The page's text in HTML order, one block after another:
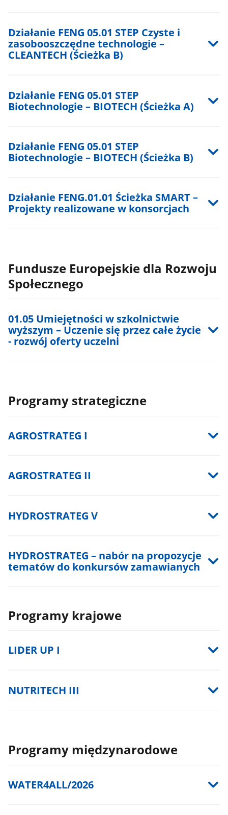
Działanie FENG 05.01 STEP Czyste i
zasobooszczędne technologie –
CLEANTECH (Ścieżka B)
Działanie FENG 05.01 STEP
Biotechnologie – BIOTECH (Ścieżka A)
Działanie FENG 05.01 STEP
Biotechnologie – BIOTECH (Ścieżka B)
Działanie FENG.01.01 Ścieżka SMART –
Projekty realizowane w konsorcjach
Fundusze Europejskie dla Rozwoju
Społecznego
01.05 Umiejętności w szkolnictwie
wyższym – Uczenie się przez całe życie
- rozwój oferty uczelni
Programy strategiczne
AGROSTRATEG I
AGROSTRATEG II
HYDROSTRATEG V
HYDROSTRATEG – nabór na propozycje
tematów do konkursów zamawianych
Programy krajowe
LIDER UP I
NUTRITECH III
Programy międzynarodowe
WATER4ALL/2026